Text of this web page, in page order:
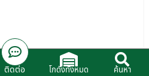
ติดต่อ โกดังทั้งหมด ค้นหา